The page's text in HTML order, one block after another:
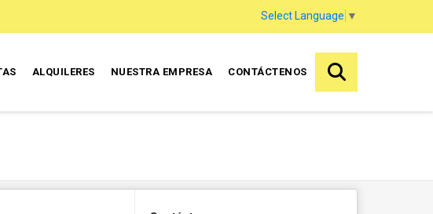
Select Language ▼
ALQUILERES NUESTRA EMPRESA CONTÁCTENOS